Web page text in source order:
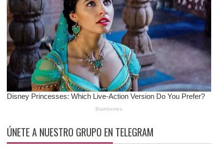
ÚNETE A NUESTRO GRUPO EN TELEGRAM